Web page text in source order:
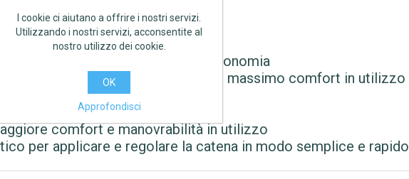
cm per carica*
all'uso e con ancora più di autonomia
e doppia impugnatura per il massimo comfort in utilizzo
senza perdite di olio
comfort e manovrabilità in utilizzo
per applicare e regolare la catena in modo semplice e rapido
I cookie ci aiutano a offrire i nostri servizi.
Utilizzando i nostri servizi, acconsentite al
nostro utilizzo dei cookie.
OK
Approfondisci